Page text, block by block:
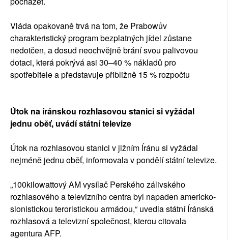
Vláda opakovaně trvá na tom, že Prabowův
charakteristický program bezplatných jídel zůstane
nedotčen, a dosud neochvějně brání svou palivovou
dotaci, která pokrývá asi 30–40 % nákladů pro
spotřebitele a představuje přibližně 15 % rozpočtu
Útok na íránskou rozhlasovou stanici si vyžádal
jednu oběť, uvádí státní televize
Útok na rozhlasovou stanici v jižním Íránu si vyžádal
nejméně jednu oběť, informovala v pondělí státní televize.
„100kilowattový AM vysílač Perského zálivského
rozhlasového a televizního centra byl napaden americko-
sionistickou teroristickou armádou,“ uvedla státní Íránská
rozhlasová a televizní společnost, kterou citovala
agentura AFP.